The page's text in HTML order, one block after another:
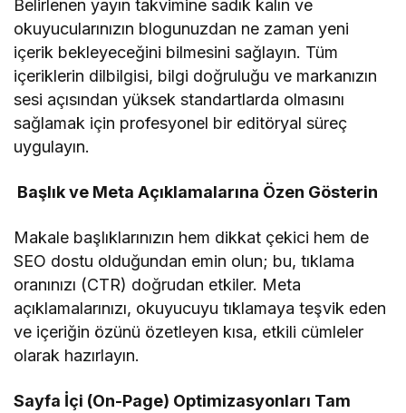
Belirlenen yayın takvimine sadık kalın ve
okuyucularınızın blogunuzdan ne zaman yeni
içerik bekleyeceğini bilmesini sağlayın. Tüm
içeriklerin dilbilgisi, bilgi doğruluğu ve markanızın
sesi açısından yüksek standartlarda olmasını
sağlamak için profesyonel bir editöryal süreç
uygulayın.
Başlık ve Meta Açıklamalarına Özen Gösterin
Makale başlıklarınızın hem dikkat çekici hem de
SEO dostu olduğundan emin olun; bu, tıklama
oranınızı (CTR) doğrudan etkiler. Meta
açıklamalarınızı, okuyucuyu tıklamaya teşvik eden
ve içeriğin özünü özetleyen kısa, etkili cümleler
olarak hazırlayın.
Sayfa İçi (On-Page) Optimizasyonları Tam